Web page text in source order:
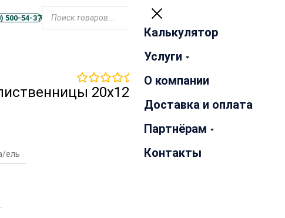
500-54-37
Закрыть
Калькулятор
Услуги
О компании
Доставка и оплата
Партнёрам
Контакты
отзывов
20х120х3000 мм
ель